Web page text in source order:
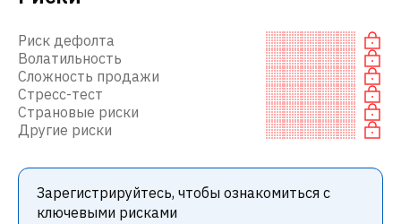
Риск дефолта
Волатильность
Сложность продажи
Стресс-тест
Страновые риски
Другие риски
Зарегистрируйтесь, чтобы ознакомиться с
ключевыми рисками